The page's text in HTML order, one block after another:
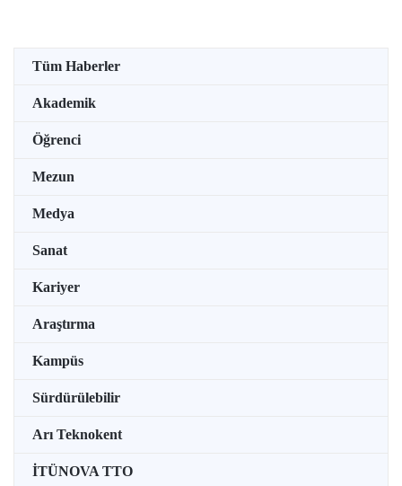
Tüm Haberler
Akademik
Öğrenci
Mezun
Medya
Sanat
Kariyer
Araştırma
Kampüs
Sürdürülebilir
Arı Teknokent
İTÜNOVA TTO